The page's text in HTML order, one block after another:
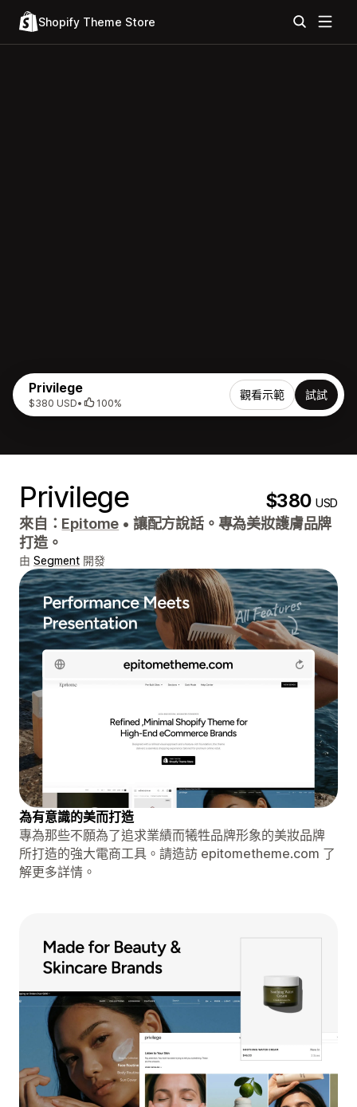
Shopify Theme Store
Privilege
$380 USD• 100%
觀看示範 試試
Privilege $380USD
來自： Epitome • 讓配方說話。專為美妝護膚品牌
打造。
由 Segment 開發
為有意識的美而打造
專為那些不願為了追求業績而犧牲品牌形象的美妝品牌
所打造的強大電商工具。請造訪 epitometheme.com 了
解更多詳情。